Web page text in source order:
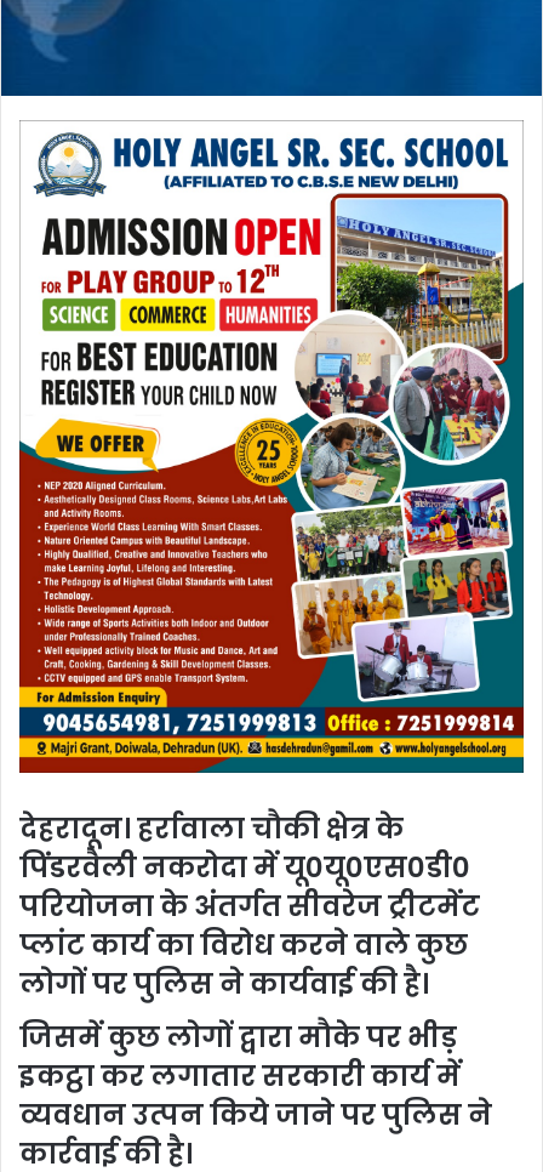
देहरादून। हर्रावाला चौकी क्षेत्र के
पिंडरवैली नकरोदा में यू0यू0एस0डी0
परियोजना के अंतर्गत सीवरेज ट्रीटमेंट
प्लांट कार्य का विरोध करने वाले कुछ
लोगों पर पुलिस ने कार्यवाई की है।
जिसमें कुछ लोगों द्वारा मौके पर भीड़
इकट्ठा कर लगातार सरकारी कार्य में
व्यवधान उत्पन किये जाने पर पुलिस ने
कार्रवाई की है।